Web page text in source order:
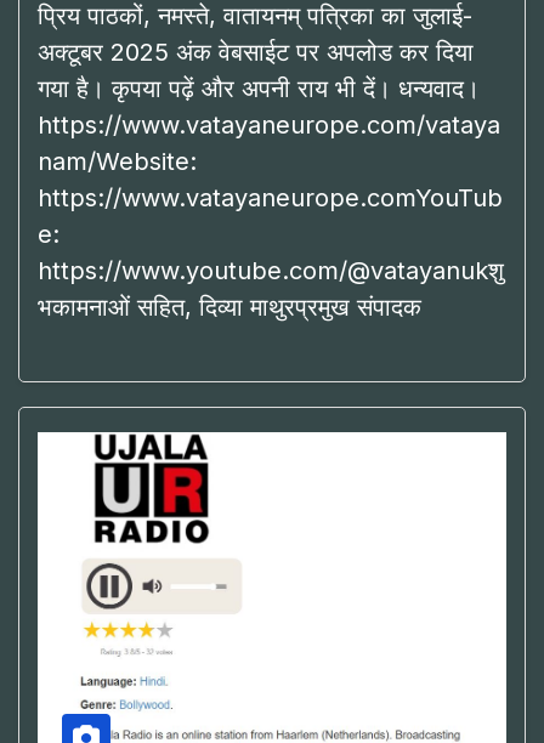
प्रिय पाठकों, नमस्ते, वातायनम् पत्रिका का जुलाई-
अक्टूबर 2025 अंक वेबसाईट पर अपलोड कर दिया
गया है। कृपया पढ़ें और अपनी राय भी दें। धन्यवाद।
https://www.vatayaneurope.com/vataya
nam/Website:
https://www.vatayaneurope.comYouTub
e:
https://www.youtube.com/@vatayanukशु
भकामनाओं सहित, दिव्या माथुरप्रमुख संपादक